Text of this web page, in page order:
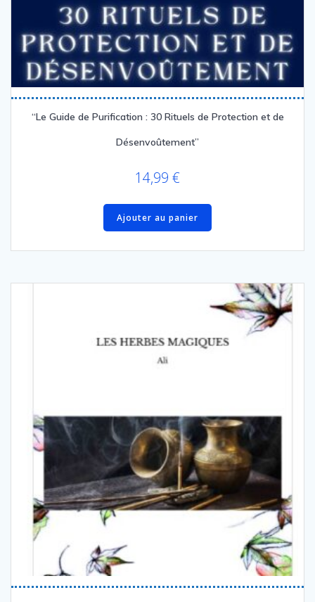
“Le Guide de Purification : 30 Rituels de Protection et de
Désenvoûtement”
14,99 €
Ajouter au panier